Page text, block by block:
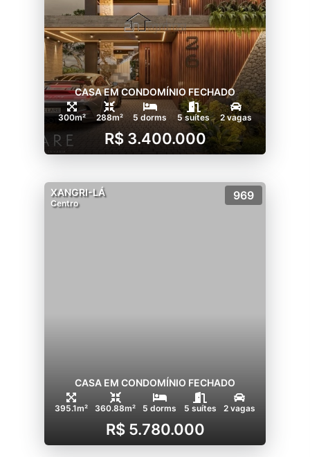
CASA EM CONDOMÍNIO FECHADO
300m² 288m² 5 dorms 5 suítes 2 vagas
R$ 3.400.000
XANGRI-LÁ
Centro
969
CASA EM CONDOMÍNIO FECHADO
395.1m² 360.88m² 5 dorms 5 suítes 2 vagas
R$ 5.780.000